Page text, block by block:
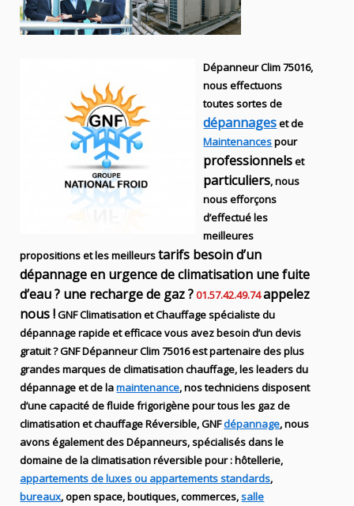
Dépanneur Clim 75016,
nous effectuons
toutes sortesde
dépannageset de
Maintenancespour
professionnelset
particuliers, nous
nous efforçons
d’effectué les
meilleures
propositions et les meilleurstarifs besoin d’un
dépannage en urgence de climatisation une fuite
d’eau ? une recharge de gaz ?01.57.42.49.74appelez
nous !GNFClimatisation et Chauffage spécialiste du
dépannage rapide et efficacevous avez besoin d’un devis
gratuit ? GNF DépanneurClim 75016est partenaire des plus
grandes marques declimatisation chauffage, les leadersdu
dépannageet delamaintenance, nos techniciens disposent
d’une capacité de fluidefrigorigène pour tous les gaz de
climatisation et chauffage Réversible, GNFdépannage, nous
avons également des Dépanneurs,spécialisés dans le
domaine de laclimatisation réversiblepour : hôtellerie,
appartements de luxes ou appartements standards,
bureaux, open space, boutiques, commerces,salle